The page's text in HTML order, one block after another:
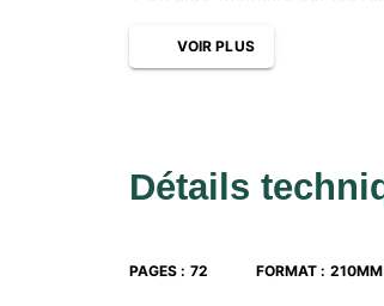
VOIR PLUS
Détails
PAGES : 72 FORMAT :